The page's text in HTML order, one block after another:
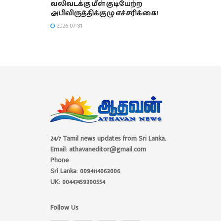
வலிவடக்கு மீள் குடியேற்ற
அபிவிருத்திக்குழு எச்சரிக்கை!
2026-07-31
24/7 Tamil news updates from Sri Lanka.
Email: athavaneditor@gmail.com
Phone
Sri Lanka: 0094114063006
UK: 00447459300554
Follow Us